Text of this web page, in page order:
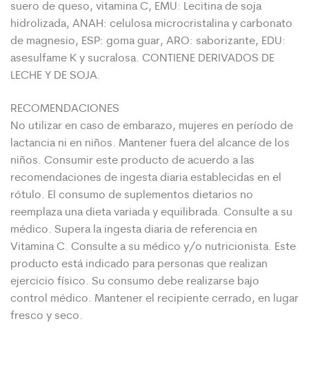
suero de queso, vitamina C, EMU: Lecitina de soja
hidrolizada, ANAH: celulosa microcristalina y carbonato
de magnesio, ESP: goma guar, ARO: saborizante, EDU:
asesulfame K y sucralosa. CONTIENE DERIVADOS DE
LECHE Y DE SOJA.
RECOMENDACIONES
No utilizar en caso de embarazo, mujeres en período de
lactancia ni en niños. Mantener fuera del alcance de los
niños. Consumir este producto de acuerdo a las
recomendaciones de ingesta diaria establecidas en el
rótulo. El consumo de suplementos dietarios no
reemplaza una dieta variada y equilibrada. Consulte a su
médico. Supera la ingesta diaria de referencia en
Vitamina C. Consulte a su médico y/o nutricionista. Este
producto está indicado para personas que realizan
ejercicio físico. Su consumo debe realizarse bajo
control médico. Mantener el recipiente cerrado, en lugar
fresco y seco.